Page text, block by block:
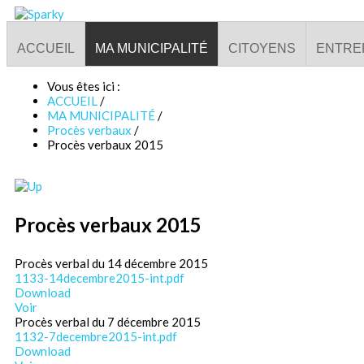
ACCUEIL MA MUNICIPALITÉ CITOYENS
Vous êtes ici :
ACCUEIL/
MA MUNICIPALITÉ/
Procès verbaux /
Procès verbaux 2015
Procès verbaux 2015
Procès verbal du 14 décembre 2015
1133-14decembre2015-int.pdf
Download
Voir
Procès verbal du 7 décembre 2015
1132-7decembre2015-int.pdf
Download